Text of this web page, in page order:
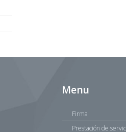
Menu
Firma
Prestación de